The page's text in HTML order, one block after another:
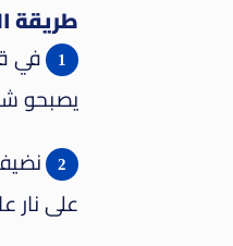
طريقة
في
يصبحو
على نار